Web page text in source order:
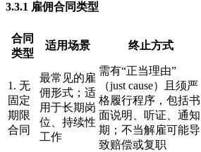
3.3.1 雇佣合同类型
合同
类型
适用场景 终止方式
1. 无
固定
期限
合同
最常见的雇
佣形式；适
用于长期岗
位、持续性
工作
需有“正当理由”
（just cause）且须严
格履行程序，包括书
面说明、听证、通知
期；不当解雇可能导
致赔偿或复职